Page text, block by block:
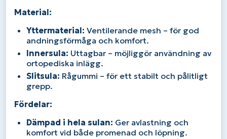
Material:
Yttermaterial: Ventilerande mesh – för god
andningsförmåga och komfort.
Innersula: Uttagbar – möjliggör användning av
ortopediska inlägg.
Slitsula: Rågummi – för ett stabilt och pålitligt
grepp.
Fördelar:
Dämpad i hela sulan: Ger avlastning och
komfort vid både promenad och löpning.